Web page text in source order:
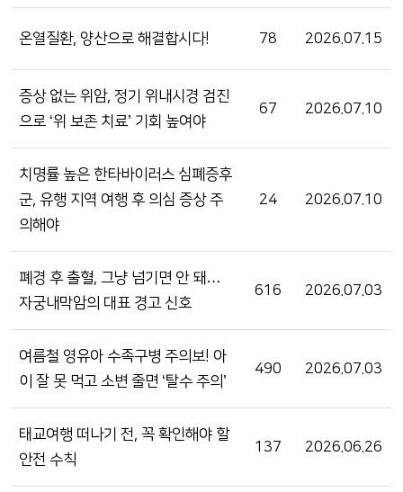
온열질환, 양산으로 해결합시다! 78 2026.07.15
증상 없는 위암, 정기 위내시경 검진
으로 ‘위 보존 치료’ 기회 높여야
67 2026.07.10
치명률 높은 한타바이러스 심폐증후
군, 유행 지역 여행 후 의심 증상 주
의해야
24 2026.07.10
폐경 후 출혈, 그냥 넘기면 안 돼…
자궁내막암의 대표 경고 신호
616 2026.07.03
여름철 영유아 수족구병 주의보! 아
이 잘 못 먹고 소변 줄면 ‘탈수 주의’
490 2026.07.03
태교여행 떠나기 전, 꼭 확인해야 할
안전 수칙
137 2026.06.26